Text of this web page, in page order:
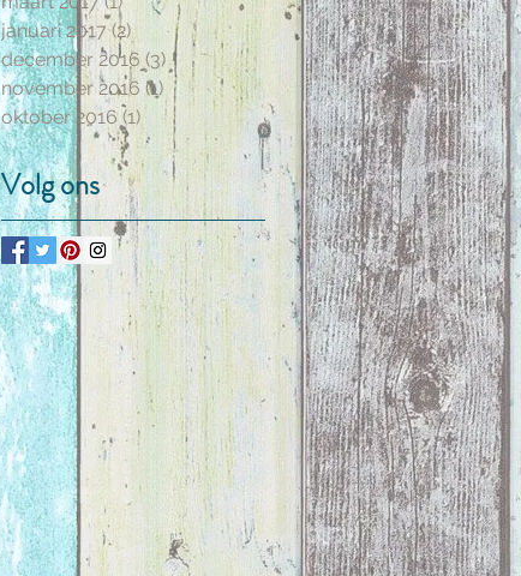
januari 2017 (2)2 posts
december 2016 (3) 3 posts
november 2016 (1) 1 post
oktober 2016 (1) 1 post
Volg ons